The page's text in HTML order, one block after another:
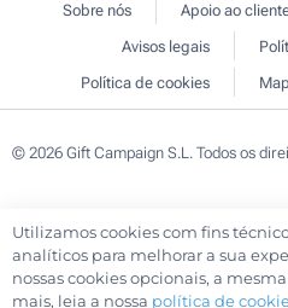
Sobre nós Apoio ao
Avisos legais
Política de cookies
© 2026 Gift Campaign S.L. Todos os
Utilizamos cookies com fins
analíticos para melhorar a sua
nossas cookies opcionais, a
mais, leia a nossa política de